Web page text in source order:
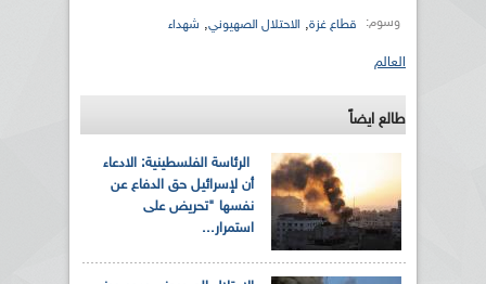
وسوم: قطاع غزة, الاحتلال الصهيوني, شهداء
العالم
طالع ايضاً
الرئاسة الفلسطينية: الادعاء
أن لإسرائيل حق الدفاع عن
نفسها "تحريض على
استمرار...